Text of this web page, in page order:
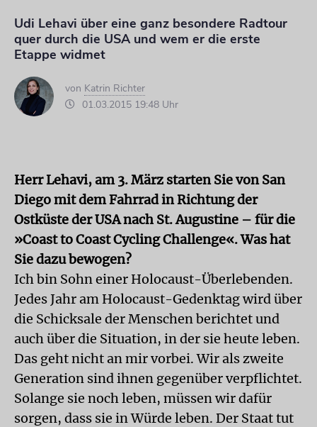
Udi Lehavi über eine ganz besondere Radtour
quer durch die USA und wem er die erste
Etappe widmet
von Katrin Richter
01.03.2015 19:48 Uhr
Herr Lehavi, am 3. März starten Sie von San
Diego mit dem Fahrrad in Richtung der
Ostküste der USA nach St. Augustine – für die
»Coast to Coast Cycling Challenge«. Was hat
Sie dazu bewogen?
Ich bin Sohn einer Holocaust-Überlebenden.
Jedes Jahr am Holocaust-Gedenktag wird über
die Schicksale der Menschen berichtet und
auch über die Situation, in der sie heute leben.
Das geht nicht an mir vorbei. Wir als zweite
Generation sind ihnen gegenüber verpflichtet.
Solange sie noch leben, müssen wir dafür
sorgen, dass sie in Würde leben. Der Staat tut